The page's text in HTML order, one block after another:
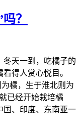
？
冬天一到，吃橘子的
得人赏心悦目。
为橘，生于淮北则为
已经开始栽培橘
国、印度、东南亚一